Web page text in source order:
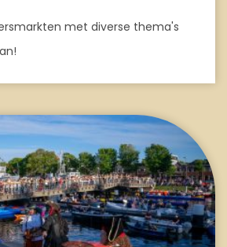
met diverse thema's